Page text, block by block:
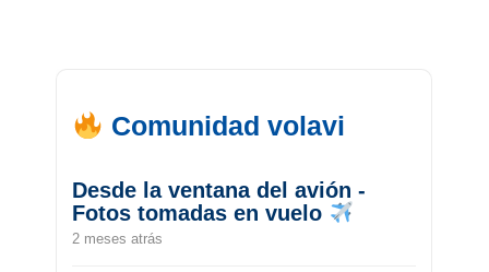
Comunidad volavi
Desde la ventana del avión -
Fotos tomadas en vuelo
2 meses atrás